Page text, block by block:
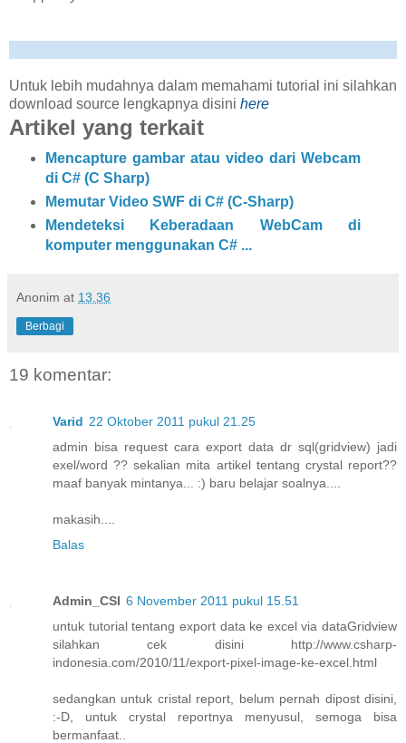
Untuk lebih mudahnya dalam memahami tutorial ini silahkan
download source lengkapnya disini here
Artikel yang terkait
Mencapture gambar atau video dari Webcam
di C# (C Sharp)
Memutar Video SWF di C# (C-Sharp)
Mendeteksi Keberadaan WebCam di
komputer menggunakan C# ...
Anonim at 13.36
Berbagi
19 komentar:
Varid 22 Oktober 2011 pukul 21.25
admin bisa request cara export data dr sql(gridview) jadi
exel/word ?? sekalian mita artikel tentang crystal report??
maaf banyak mintanya... :) baru belajar soalnya....
makasih....
Balas
Admin_CSI 6 November 2011 pukul 15.51
untuk tutorial tentang export data ke excel via dataGridview
silahkan cek disini http://www.csharp-
indonesia.com/2010/11/export-pixel-image-ke-excel.html
sedangkan untuk cristal report, belum pernah dipost disini,
:-D, untuk crystal reportnya menyusul, semoga bisa
bermanfaat..